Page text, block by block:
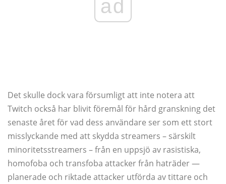
ad
Det skulle dock vara försumligt att inte notera att
Twitch också har blivit föremål för hård granskning det
senaste året för vad dess användare ser som ett stort
misslyckande med att skydda streamers – särskilt
minoritetsstreamers – från en uppsjö av rasistiska,
homofoba och transfoba attacker från haträder —
planerade och riktade attacker utförda av tittare och